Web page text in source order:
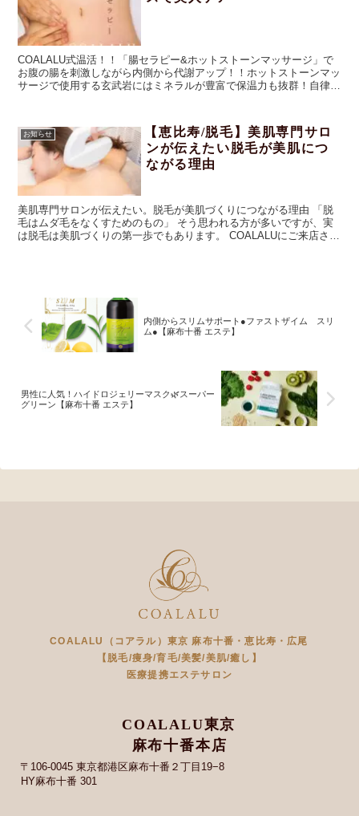
COALALU式温活！！「腸セラピー&ホットストーンマッサージ」で
お腹の腸を刺激しながら内側から代謝アップ！！ホットストーンマッ
サージで使用する玄武岩にはミネラルが豊富で保温力も抜群！自律神
お知らせ
【恵比寿/脱毛】美肌専門サロ
ンが伝えたい脱毛が美肌につ
ながる理由
美肌専門サロンが伝えたい。脱毛が美肌づくりにつながる理由 「脱
毛はムダ毛をなくすためのもの」 そう思われる方が多いですが、実
は脱毛は美肌づくりの第一歩でもあります。 COALALUにご来店され
内側からスリムサポート●ファストザイム スリ
ム●【麻布十番 エステ】
男性に人気！ハイドロジェリーマスク🌿スーパー
グリーン【麻布十番 エステ】
COALALU（コアラル）東京 麻布十番・恵比寿・広尾
【脱毛/痩身/育毛/美髪/美肌/癒し】
医療提携エステサロン
COALALU東京
麻布十番本店
〒106-0045 東京都港区麻布十番２丁目19−8
HY麻布十番 301